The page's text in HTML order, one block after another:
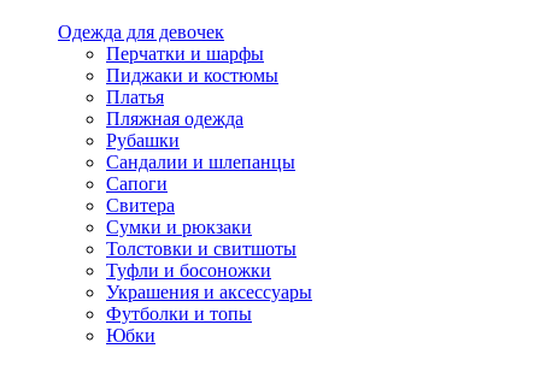
Одежда для девочек
Перчатки и шарфы
Пиджаки и костюмы
Платья
Пляжная одежда
Рубашки
Сандалии и шлепанцы
Сапоги
Свитера
Сумки и рюкзаки
Толстовки и свитшоты
Туфли и босоножки
Украшения и аксессуары
Футболки и топы
Юбки